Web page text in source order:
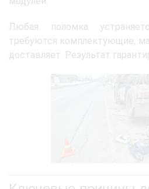
Любая поломка
требуются комплектующие,
доставляет. Результат